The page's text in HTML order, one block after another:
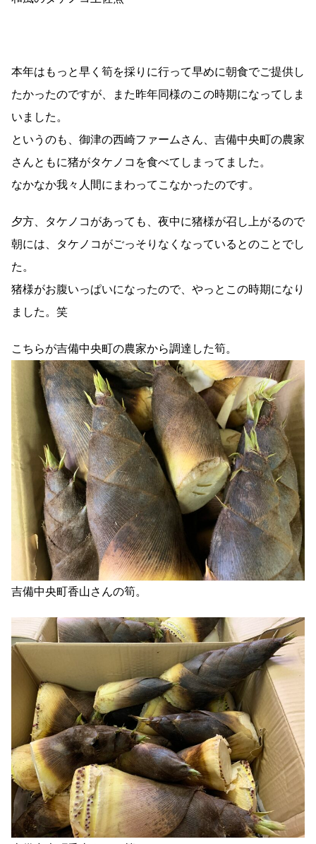
本年はもっと早く筍を採りに行って早めに朝食でご提供し
たかったのですが、また昨年同様のこの時期になってしま
いました。
というのも、御津の西崎ファームさん、吉備中央町の農家
さんともに猪がタケノコを食べてしまってました。
なかなか我々人間にまわってこなかったのです。
夕方、タケノコがあっても、夜中に猪様が召し上がるので
朝には、タケノコがごっそりなくなっているとのことでし
た。
猪様がお腹いっぱいになったので、やっとこの時期になり
ました。笑
こちらが吉備中央町の農家から調達した筍。
吉備中央町香山さんの筍。